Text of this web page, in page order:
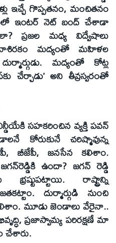
ఇచ్చే గొప్పతనం, మంచితనం
ఇంటర్‌ నెట్‌ బంద్‌ చేశాడా
ప్రజల మధ్య విద్వేషాలు
నాశిరకం మద్యంతో మహిళల
మద్యంతో కోట్ల
చేర్చాడు’ అని తీవ్రస్వరంతో
సహకరించిన వ్యక్తి పవన్‌
కోరుకునే చరిష్మావున్న
బీజేపీ, జనసేన కలిశాం.
ఉందా? జగన్‌ రెడ్డి
రాష్ట్రాన్ని
దుర్మార్గుడి నుంచి
మూడు జెండాలు వేరైనా..
ప్రజాస్వామ్య పరిరక్షణే మా
చేశారు.